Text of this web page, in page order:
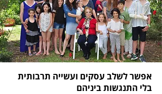
אפשר לשלב עסקים ועשייה תרבותית
בלי התנגשות ביניהם